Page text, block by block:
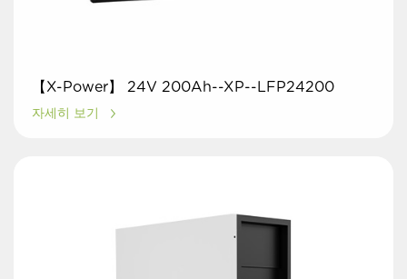
【X-Power】 24V 200Ah--XP--LFP24200
자세히 보기